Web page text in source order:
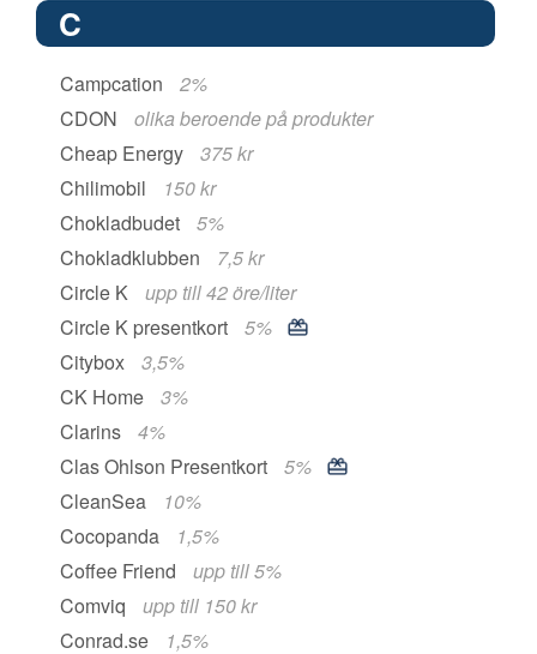
C
Campcation
2%
CDON
olika beroende på produkter
Cheap Energy
375 kr
Chilimobil
150 kr
Chokladbudet
5%
Chokladklubben
7,5 kr
Circle K
upp till 42 öre/liter
Circle K presentkort
5%
Citybox
3,5%
CK Home
3%
Clarins
4%
Clas Ohlson Presentkort
5%
CleanSea
10%
Cocopanda
1,5%
Coffee Friend
upp till 5%
Comviq
upp till 150 kr
Conrad.se
1,5%